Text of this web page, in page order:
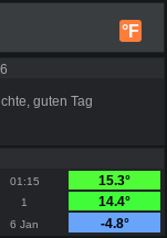
°F
guten Tag
01:15
15.3°
1
14.4°
6 Jan
-4.8°